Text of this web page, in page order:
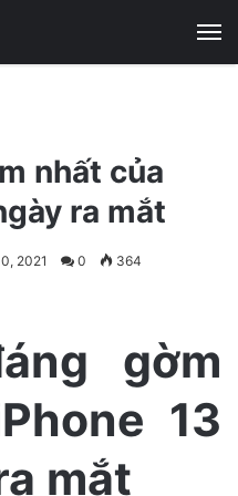
nhất của
ra mắt
2021 0 364
gờm
13
mắt